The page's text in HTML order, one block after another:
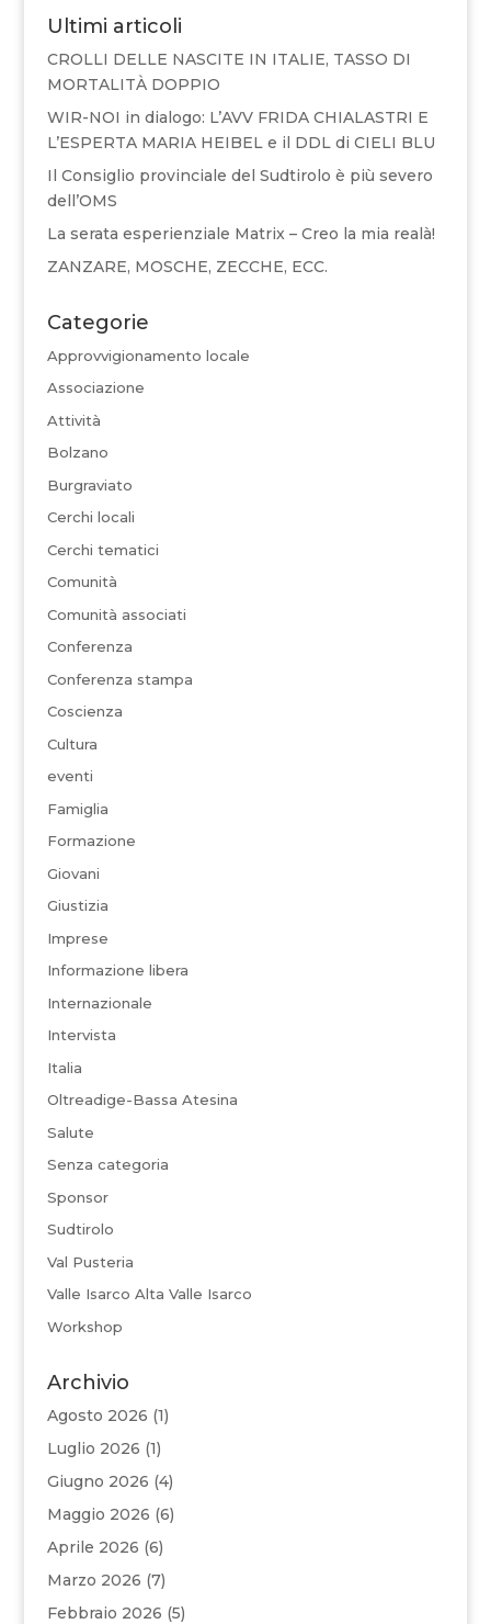
Ultimi articoli
CROLLI DELLE NASCITE IN ITALIE, TASSO DI
MORTALITÀ DOPPIO
WIR-NOI in dialogo: L’AVV FRIDA CHIALASTRI E
L’ESPERTA MARIA HEIBEL e il DDL di CIELI BLU
Il Consiglio provinciale del Sudtirolo è più severo
dell’OMS
La serata esperienziale Matrix – Creo la mia realà!
ZANZARE, MOSCHE, ZECCHE, ECC.
Categorie
Approvvigionamento locale
Associazione
Attività
Bolzano
Burgraviato
Cerchi locali
Cerchi tematici
Comunità
Comunità associati
Conferenza
Conferenza stampa
Coscienza
Cultura
eventi
Famiglia
Formazione
Giovani
Giustizia
Imprese
Informazione libera
Internazionale
Intervista
Italia
Oltreadige-Bassa Atesina
Salute
Senza categoria
Sponsor
Sudtirolo
Val Pusteria
Valle Isarco Alta Valle Isarco
Workshop
Archivio
Agosto 2026 (1)
Luglio 2026 (1)
Giugno 2026 (4)
Maggio 2026 (6)
Aprile 2026 (6)
Marzo 2026 (7)
Febbraio 2026 (5)